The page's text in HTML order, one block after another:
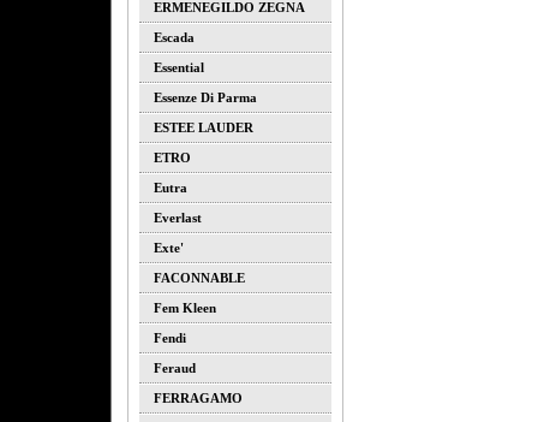
ERMENEGILDO ZEGNA
Escada
Essential
Essenze Di Parma
ESTEE LAUDER
ETRO
Eutra
Everlast
Exte'
FACONNABLE
Fem Kleen
Fendi
Feraud
FERRAGAMO